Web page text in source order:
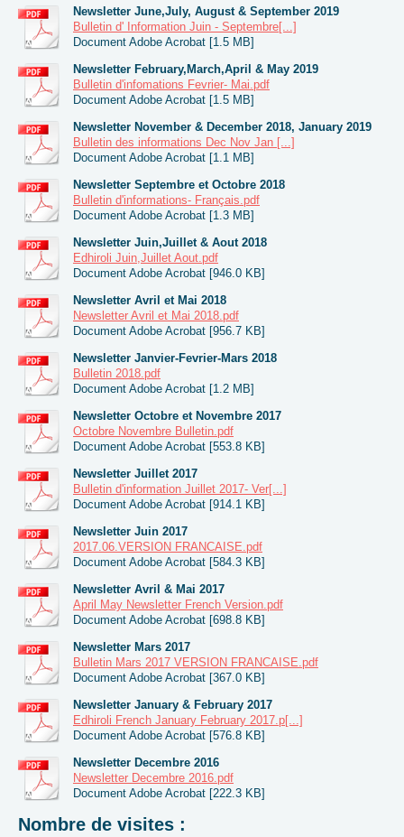
Newsletter June,July, August & September 2019
Bulletin d' Information Juin - Septembre[...]
Document Adobe Acrobat [1.5 MB]
Newsletter February,March,April & May 2019
Bulletin d'infomations Fevrier- Mai.pdf
Document Adobe Acrobat [1.5 MB]
Newsletter November & December 2018, January 2019
Bulletin des informations Dec Nov Jan [...]
Document Adobe Acrobat [1.1 MB]
Newsletter Septembre et Octobre 2018
Bulletin d'informations- Français.pdf
Document Adobe Acrobat [1.3 MB]
Newsletter Juin,Juillet & Aout 2018
Edhiroli Juin,Juillet Aout.pdf
Document Adobe Acrobat [946.0 KB]
Newsletter Avril et Mai 2018
Newsletter Avril et Mai 2018.pdf
Document Adobe Acrobat [956.7 KB]
Newsletter Janvier-Fevrier-Mars 2018
Bulletin 2018.pdf
Document Adobe Acrobat [1.2 MB]
Newsletter Octobre et Novembre 2017
Octobre Novembre Bulletin.pdf
Document Adobe Acrobat [553.8 KB]
Newsletter Juillet 2017
Bulletin d'information Juillet 2017- Ver[...]
Document Adobe Acrobat [914.1 KB]
Newsletter Juin 2017
2017.06.VERSION FRANCAISE.pdf
Document Adobe Acrobat [584.3 KB]
Newsletter Avril & Mai 2017
April May Newsletter French Version.pdf
Document Adobe Acrobat [698.8 KB]
Newsletter Mars 2017
Bulletin Mars 2017 VERSION FRANCAISE.pdf
Document Adobe Acrobat [367.0 KB]
Newsletter January & February 2017
Edhiroli French January February 2017.p[...]
Document Adobe Acrobat [576.8 KB]
Newsletter Decembre 2016
Newsletter Decembre 2016.pdf
Document Adobe Acrobat [222.3 KB]
Nombre de visites :